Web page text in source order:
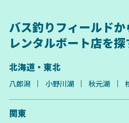
バス釣りフィールドか
レンタルボート店を探
北海道・東北
八郎潟 小野川湖 秋元湖
関東